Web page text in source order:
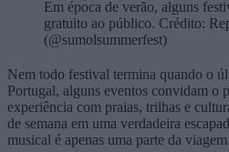
Em época de verão, alguns
gratuito ao público. Crédito:
(@sumolsummerfest)
Nem todo festival termina quando o
Portugal, alguns eventos convidam o
experiência com praias, trilhas e
de semana em uma verdadeira
musical é apenas uma parte da viagem.